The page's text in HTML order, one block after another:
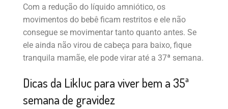
Com a redução do líquido amniótico, os
movimentos do bebê ficam restritos e ele não
consegue se movimentar tanto quanto antes. Se
ele ainda não virou de cabeça para baixo, fique
tranquila mamãe, ele pode virar até a 37ª semana.
Dicas da Likluc para viver bem a 35ª
semana de gravidez